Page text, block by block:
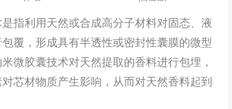
是指利用天然或合成高分子材料对固态、液
覆，形成具有半透性或密封性囊膜的微型
微胶囊技术对天然提取的香料进行包埋，
芯材物质产生影响，从而对天然香料起到